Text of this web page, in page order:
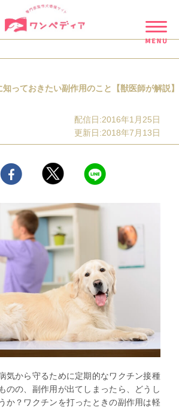
っておきたい副作用のこと【獣医師が解説】
配信日:2016年1月25日
更新日:2018年7月13日
気から守るために定期的なワクチン接種
のの、副作用が出てしまったら、どうし
か？ワクチンを打ったときの副作用は軽